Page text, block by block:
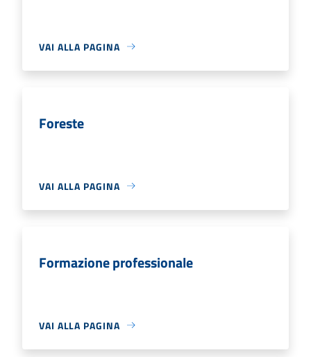
VAI ALLA PAGINA
Foreste
VAI ALLA PAGINA
Formazione professionale
VAI ALLA PAGINA